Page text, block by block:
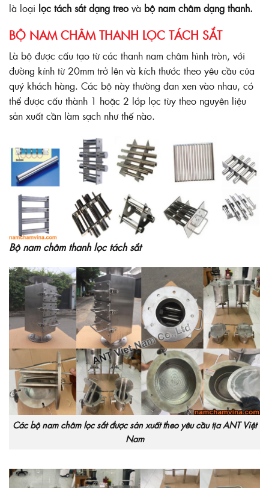
là loại lọc tách sắt dạng treo và bộ nam châm dạng thanh.
BỘ NAM CHÂM THANH LỌC TÁCH SẮT
Là bộ được cấu tạo từ các thanh nam châm hình tròn, với
đường kính từ 20mm trở lên và kích thước theo yêu cầu của
quý khách hàng. Các bộ này thường đan xen vào nhau, có
thể được cấu thành 1 hoặc 2 lớp lọc tùy theo nguyên liệu
sản xuất cần làm sạch như thế nào.
Bộ nam châm thanh lọc tách sắt
Các bộ nam châm lọc sắt được sản xuất theo yêu cầu tịa ANT Việt
Nam